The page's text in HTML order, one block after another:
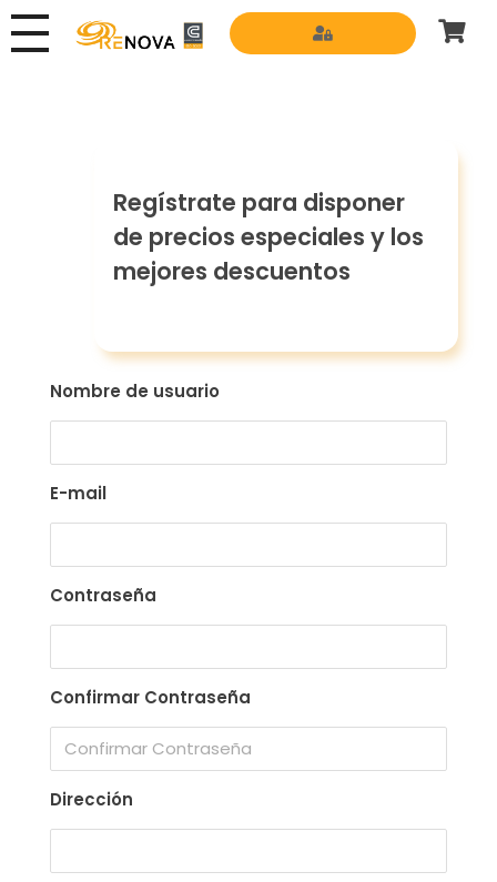
Regístrate para disponer
de precios especiales y los
mejores descuentos
Nombre de usuario
E-mail
Contraseña
Confirmar Contraseña
Dirección